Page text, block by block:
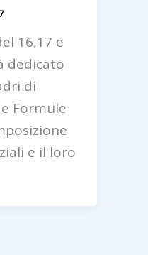
16,17 e
dedicato
di
Formule
e il loro